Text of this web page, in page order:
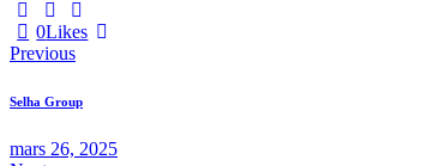
0Likes
Navigation
de
Previous
Selha Group
mars 26, 2025